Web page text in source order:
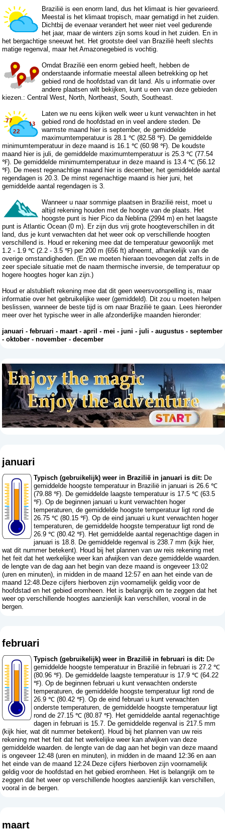
Brazilië is een enorm land, dus het klimaat is hier gevarieerd.
Meestal is het klimaat tropisch, maar gematigd in het zuiden.
Dichtbij de evenaar verandert het weer niet veel gedurende
het jaar, maar de winters zijn soms koud in het zuiden. En in
het bergachtige sneeuwt het. Het grootste deel van Brazilië heeft slechts
matige regenval, maar het Amazonegebied is vochtig.
Omdat Brazilië een enorm gebied heeft, hebben de
onderstaande informatie meestal alleen betrekking op het
gebied rond de hoofdstad van dit land. Als u informatie over
andere plaatsen wilt bekijken, kunt u een van deze gebieden
kiezen.:Central West North Northeast ,South ,Southeast
Laten we nu eens kijken welk weer u kunt verwachten in het
gebied rond de hoofdstad en in veel andere steden. De
warmste maand hier is september, de gemiddelde
maximumtemperatuur is 28.1 ℃ (82.58 ℉). De gemiddelde
minimumtemperatuur in deze maand is 16.1 ℃ (60.98 ℉). De koudste
maand hier is juli, de gemiddelde maximumtemperatuur is 25.3 ℃ (77.54
℉). De gemiddelde minimumtemperatuur in deze maand is 13.4 ℃ (56.12
℉). De meest regenachtige maand hier is december, het gemiddelde aantal
regendagen is 20.3. De minst regenachtige maand is hier juni, het
gemiddelde aantal regendagen is 3.
Wanneer u naar sommige plaatsen in Brazilië reist, moet u
altijd rekening houden met de hoogte van de plaats. Het
hoogste punt is hier Pico da Neblina (2994 m) en het laagste
punt is Atlantic Ocean (0 m). Er zijn dus vrij grote hoogteverschillen in dit
land, dus je kunt verwachten dat het weer ook op verschillende hoogten
verschillend is. Houd er rekening mee dat de temperatuur gewoonlijk met
1.2 - 1.9 ℃ (2.2 - 3.5 ℉) per 200 m (656 ft) afneemt, afhankelijk van de
overige omstandigheden. (En we moeten hieraan toevoegen dat zelfs in de
zeer speciale situatie met de naam thermische inversie, de temperatuur op
hogere hoogtes hoger kan zijn.)
Houd er alstublieft rekening mee dat dit geen weersvoorspelling is, maar
informatie over het gebruikelijke weer (gemiddeld). Dit zou u moeten helpen
beslissen, wanneer de beste tijd is om naar Brazilië te gaan. Lees hieronder
meer over het typische weer in alle afzonderlijke maanden hieronder:
januari -februari -maart-april -mei - juni - juli -augustus -september
-oktober -november -december
januari
Typisch (gebruikelijk) weer in Brazilië in januari is dit: De
gemiddelde hoogste temperatuur in Brazilië in januari is 26.6 ℃
(79.88 ℉). De gemiddelde laagste temperatuur is 17.5 ℃ (63.5
℉). Op de beginnen januari u kunt verwachten hoger
temperaturen, de gemiddelde hoogste temperatuur ligt rond de
26.75 ℃ (80.15 ℉). Op de eind januari u kunt verwachten hoger
temperaturen, de gemiddelde hoogste temperatuur ligt rond de
26.9 ℃ (80.42 ℉). Het gemiddelde aantal regenachtige dagen in
januari is 18.8. De gemiddelde regenval is 238.7 mm (kijk hier,
wat dit nummer betekent). Houd bij het plannen van uw reis rekening met
het feit dat het werkelijke weer kan afwijken van deze gemiddelde waarden.
de lengte van de dag aan het begin van deze maand is ongeveer 13:02
(uren en minuten), in midden in de maand 12:57 en aan het einde van de
maand 12:48.Deze cijfers hierboven zijn voornamelijk geldig voor de
hoofdstad en het gebied eromheen. Het is belangrijk om te zeggen dat het
weer op verschillende hoogtes aanzienlijk kan verschillen, vooral in de
bergen.
februari
Typisch (gebruikelijk) weer in Brazilië in februari is dit: De
gemiddelde hoogste temperatuur in Brazilië in februari is 27.2 ℃
(80.96 ℉). De gemiddelde laagste temperatuur is 17.9 ℃ (64.22
℉). Op de beginnen februari u kunt verwachten onderste
temperaturen, de gemiddelde hoogste temperatuur ligt rond de
26.9 ℃ (80.42 ℉). Op de eind februari u kunt verwachten
onderste temperaturen, de gemiddelde hoogste temperatuur ligt
rond de 27.15 ℃ (80.87 ℉). Het gemiddelde aantal regenachtige
dagen in februari is 15.7. De gemiddelde regenval is 217.5 mm
(kijk hier, wat dit nummer betekent). Houd bij het plannen van uw reis
rekening met het feit dat het werkelijke weer kan afwijken van deze
gemiddelde waarden. de lengte van de dag aan het begin van deze maand
is ongeveer 12:48 (uren en minuten), in midden in de maand 12:36 en aan
het einde van de maand 12:24.Deze cijfers hierboven zijn voornamelijk
geldig voor de hoofdstad en het gebied eromheen. Het is belangrijk om te
zeggen dat het weer op verschillende hoogtes aanzienlijk kan verschillen,
vooral in de bergen.
maart